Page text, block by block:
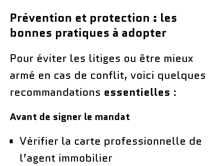
Prévention et protection : les
bonnes pratiques à adopter
Pour éviter les litiges ou être mieux
armé en cas de conflit, voici quelques
recommandations essentielles :
Avant de signer le mandat
Vérifier la carte professionnelle de
l’agent immobilier